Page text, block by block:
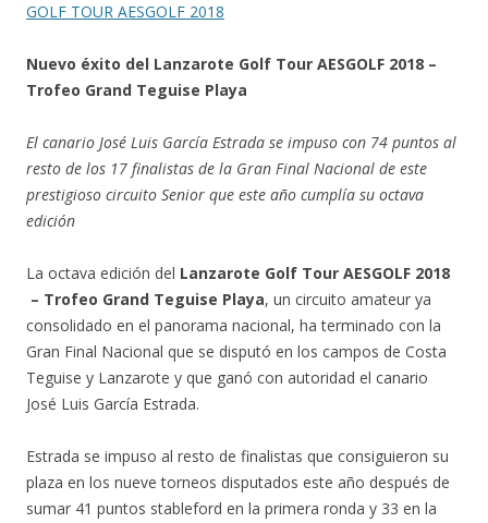
GOLF TOUR AESGOLF 2018
Nuevo éxito del Lanzarote Golf Tour AESGOLF 2018 –
Trofeo Grand Teguise Playa
El canario José Luis García Estrada se impuso con 74 puntos al
resto de los 17 finalistas de la Gran Final Nacional de este
prestigioso circuito Senior que este año cumplía su octava
edición
La octava edición del Lanzarote Golf Tour AESGOLF 2018
– Trofeo Grand Teguise Playa, un circuito amateur ya
consolidado en el panorama nacional, ha terminado con la
Gran Final Nacional que se disputó en los campos de Costa
Teguise y Lanzarote y que ganó con autoridad el canario
José Luis García Estrada.
Estrada se impuso al resto de finalistas que consiguieron su
plaza en los nueve torneos disputados este año después de
sumar 41 puntos stableford en la primera ronda y 33 en la